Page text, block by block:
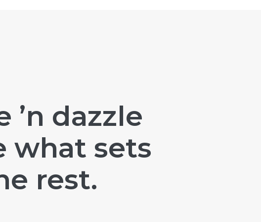
’n dazzle
what sets
rest.